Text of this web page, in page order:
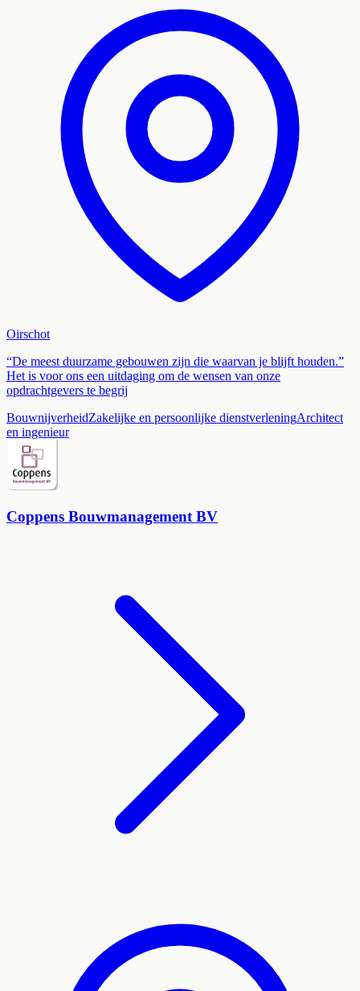
Oirschot
“De meest duurzame gebouwen zijn die waarvan je blijft houden.”
Het is voor ons een uitdaging om de wensen van onze
opdrachtgevers te begrij
BouwnijverheidZakelijke en persoonlijke dienstverleningArchitect
en ingenieur
Coppens Bouwmanagement BV